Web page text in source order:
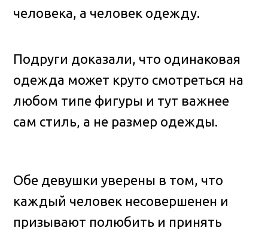
человека, а человек одежду.
Подруги доказали, что одинаковая
одежда может круто смотреться на
любом типе фигуры и тут важнее
сам стиль, а не размер одежды.
Обе девушки уверены в том, что
каждый человек несовершенен и
призывают полюбить и принять